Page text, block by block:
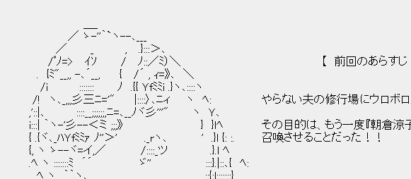
／ ゝ-''｀`ヽ--､___
／ _ , .}:::＞､
/ﾟﾉ=> ｲｿ / ﾉ::／ﾐ）＼ 【 前回のあらすじ
. {ﾐ"__,, -､´__, { /´ , ｨ=》､ ＼
/i ::::::: ﾉ .{{ Ｙfﾐﾐi .}ヽ､::::ヽ
/! ヽ､_,,,彡三ﾆ='" |::::〉､ﾆィ ヽ ﾍ: やらない夫の修行場にウロボロス
,'::|､ ::::__;;;;;;,ﾆ=､__ﾉヾ彡'''" ヽ Ｙ､
i:::| ｀ヽ-'彡--＜ミ ;;;》 } }lﾍ その目的は、もう一度『朝倉涼子
{ .{ヾ､_ﾊＹfﾐﾐｧ ﾉ''＞' ._rヽ､ ' .}l {: :. 召喚させることだった！！
{, ヽ ゝ--ヾ=イ,／ /::::_ツ .}.l ﾍ
.ﾍ ヽ :::::::ﾐ ´´ ゞ'' :::}.|::､{ ﾍ:
ﾍ ヽ ｀｀ヽ､ ::{:l:::::::}